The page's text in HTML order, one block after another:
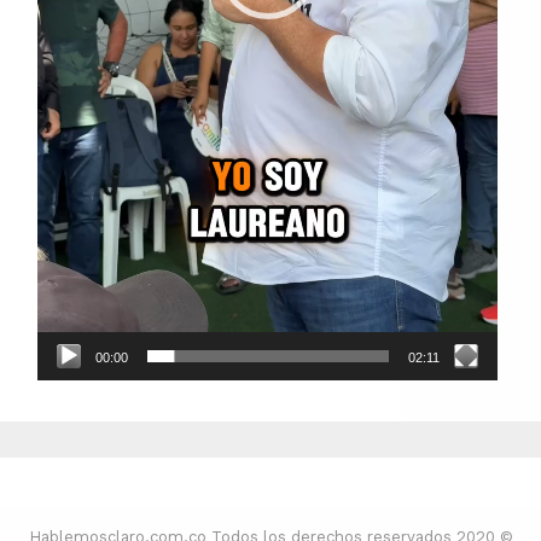
00:00 02:11
Hablemosclaro.com.co Todos los derechos reservados 2020 ©